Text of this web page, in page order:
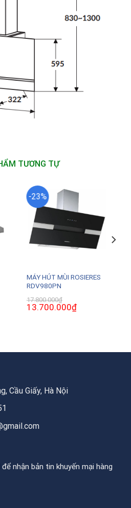
TƯƠNG TỰ
-23%
MÁY HÚT MÙI ROSIERES
RDV980PN
17.800.000₫
Giá
gốc
13.700.000₫Giá
hiện
Cầu Giấy, Hà Nội
nhận bản tin khuyến mại hàng